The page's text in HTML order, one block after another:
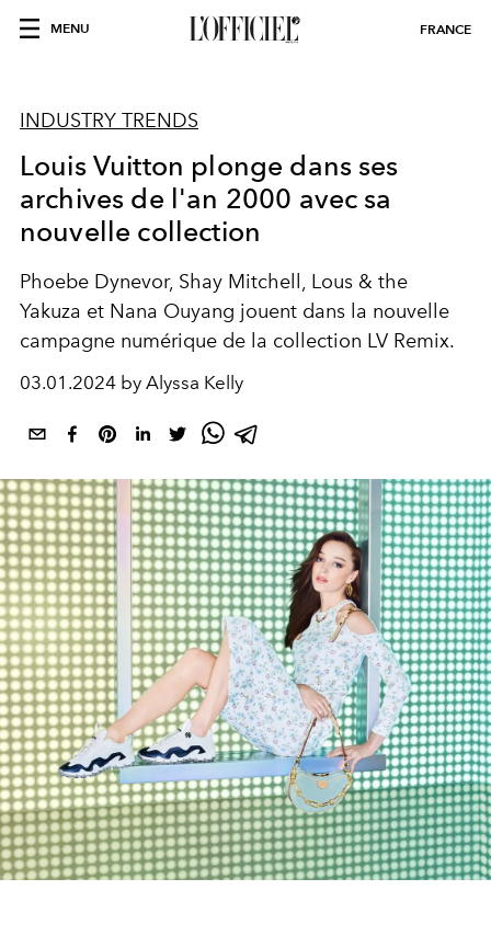
MENU FRANCE
INDUSTRY TRENDS
Louis Vuitton plonge dans ses
archives de l'an 2000 avec sa
nouvelle collection
Phoebe Dynevor, Shay Mitchell, Lous & the
Yakuza et Nana Ouyang jouent dans la nouvelle
campagne numérique de la collection LV Remix.
03.01.2024 by Alyssa Kelly